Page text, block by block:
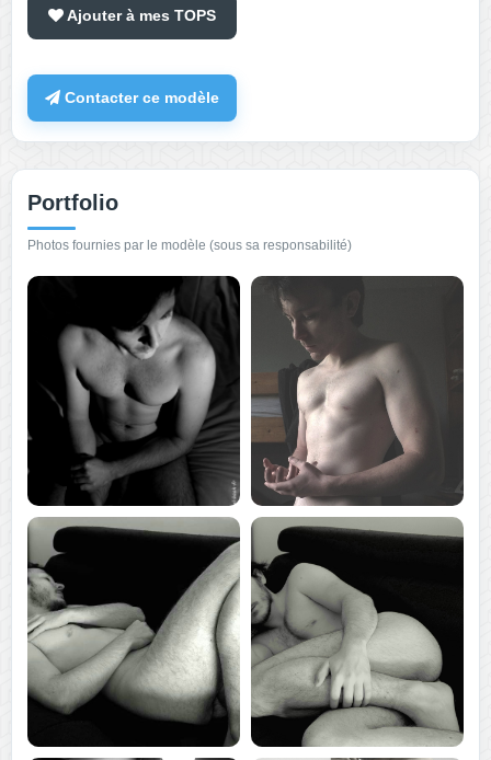
Ajouter à mes TOPS
Contacter ce modèle
Portfolio
Photos fournies par le modèle (sous sa responsabilité)